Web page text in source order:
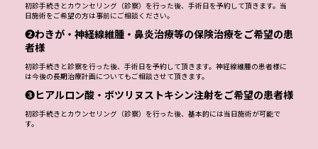
初診手続きとカウンセリング（診察）を行った後、手術日を予約して頂きます。当
日施術をご希望の方は事前にご相談ください。
❷わきが・神経線維腫・鼻炎治療等の保険治療をご希望の患
者様
初診手続きと診察を行った後、手術日を予約して頂きます。神経線維腫の患者様に
は今後の長期治療計画についてもご相談させて頂きます。
❸ヒアルロン酸・ボツリヌストキシン注射をご希望の患者様
初診手続きとカウンセリング（診察）を行った後、基本的には当日施術が可能で
す。